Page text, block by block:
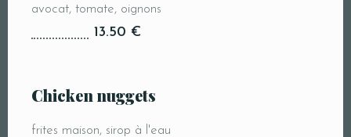
avocat, tomate, oignons
13.50 €
Chicken nuggets
frites maison, sirop à l'eau